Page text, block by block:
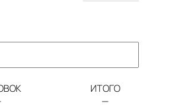
ИТОГО
—